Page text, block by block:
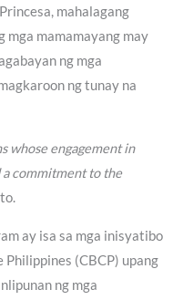
mahalagang
mga mamamayang may
ng mga
ng tunay na
whose engagement in
a commitment to the
ay isa sa mga inisyatibo
Philippines (CBCP) upang
ng mga